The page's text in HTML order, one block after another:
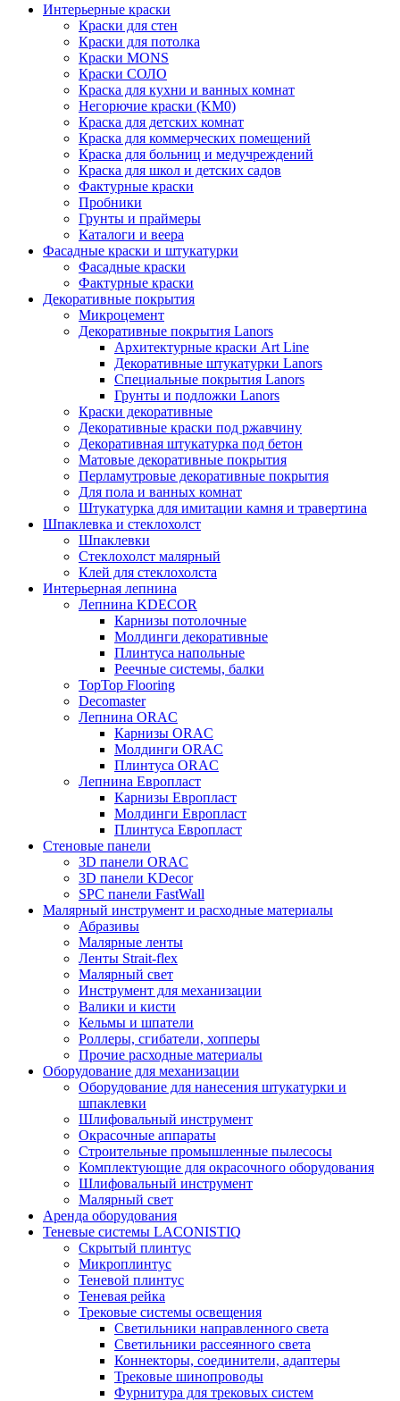
Интерьерные краски
Краски для стен
Краски для потолка
Краски MONS
Краски СОЛО
Краска для кухни и ванных комнат
Негорючие краски (KM0)
Краска для детских комнат
Краска для коммерческих помещений
Краска для больниц и медучреждений
Краска для школ и детских садов
Фактурные краски
Пробники
Грунты и праймеры
Каталоги и веера
Фасадные краски и штукатурки
Фасадные краски
Фактурные краски
Декоративные покрытия
Микроцемент
Декоративные покрытия Lanors
Архитектурные краски Art Line
Декоративные штукатурки Lanors
Специальные покрытия Lanors
Грунты и подложки Lanors
Краски декоративные
Декоративные краски под ржавчину
Декоративная штукатурка под бетон
Матовые декоративные покрытия
Перламутровые декоративные покрытия
Для пола и ванных комнат
Штукатурка для имитации камня и травертина
Шпаклевка и стеклохолст
Шпаклевки
Стеклохолст малярный
Клей для стеклохолста
Интерьерная лепнина
Лепнина KDECOR
Карнизы потолочные
Молдинги декоративные
Плинтуса напольные
Реечные системы, балки
TopTop Flooring
Decomaster
Лепнина ORAC
Карнизы ORAC
Молдинги ORAC
Плинтуса ORAC
Лепнина Европласт
Карнизы Европласт
Молдинги Европласт
Плинтуса Европласт
Стеновые панели
3D панели ORAC
3D панели KDecor
SPC панели FastWall
Малярный инструмент и расходные материалы
Абразивы
Малярные ленты
Ленты Strait-flex
Малярный свет
Инструмент для механизации
Валики и кисти
Кельмы и шпатели
Роллеры, сгибатели, хопперы
Прочие расходные материалы
Оборудование для механизации
Оборудование для нанесения штукатурки и
шпаклевки
Шлифовальный инструмент
Окрасочные аппараты
Строительные промышленные пылесосы
Комплектующие для окрасочного оборудования
Шлифовальный инструмент
Малярный свет
Аренда оборудования
Теневые системы LACONISTIQ
Скрытый плинтус
Микроплинтус
Теневой плинтус
Теневая рейка
Трековые системы освещения
Светильники направленного света
Светильники рассеянного света
Коннекторы, соединители, адаптеры
Трековые шинопроводы
Фурнитура для трековых систем